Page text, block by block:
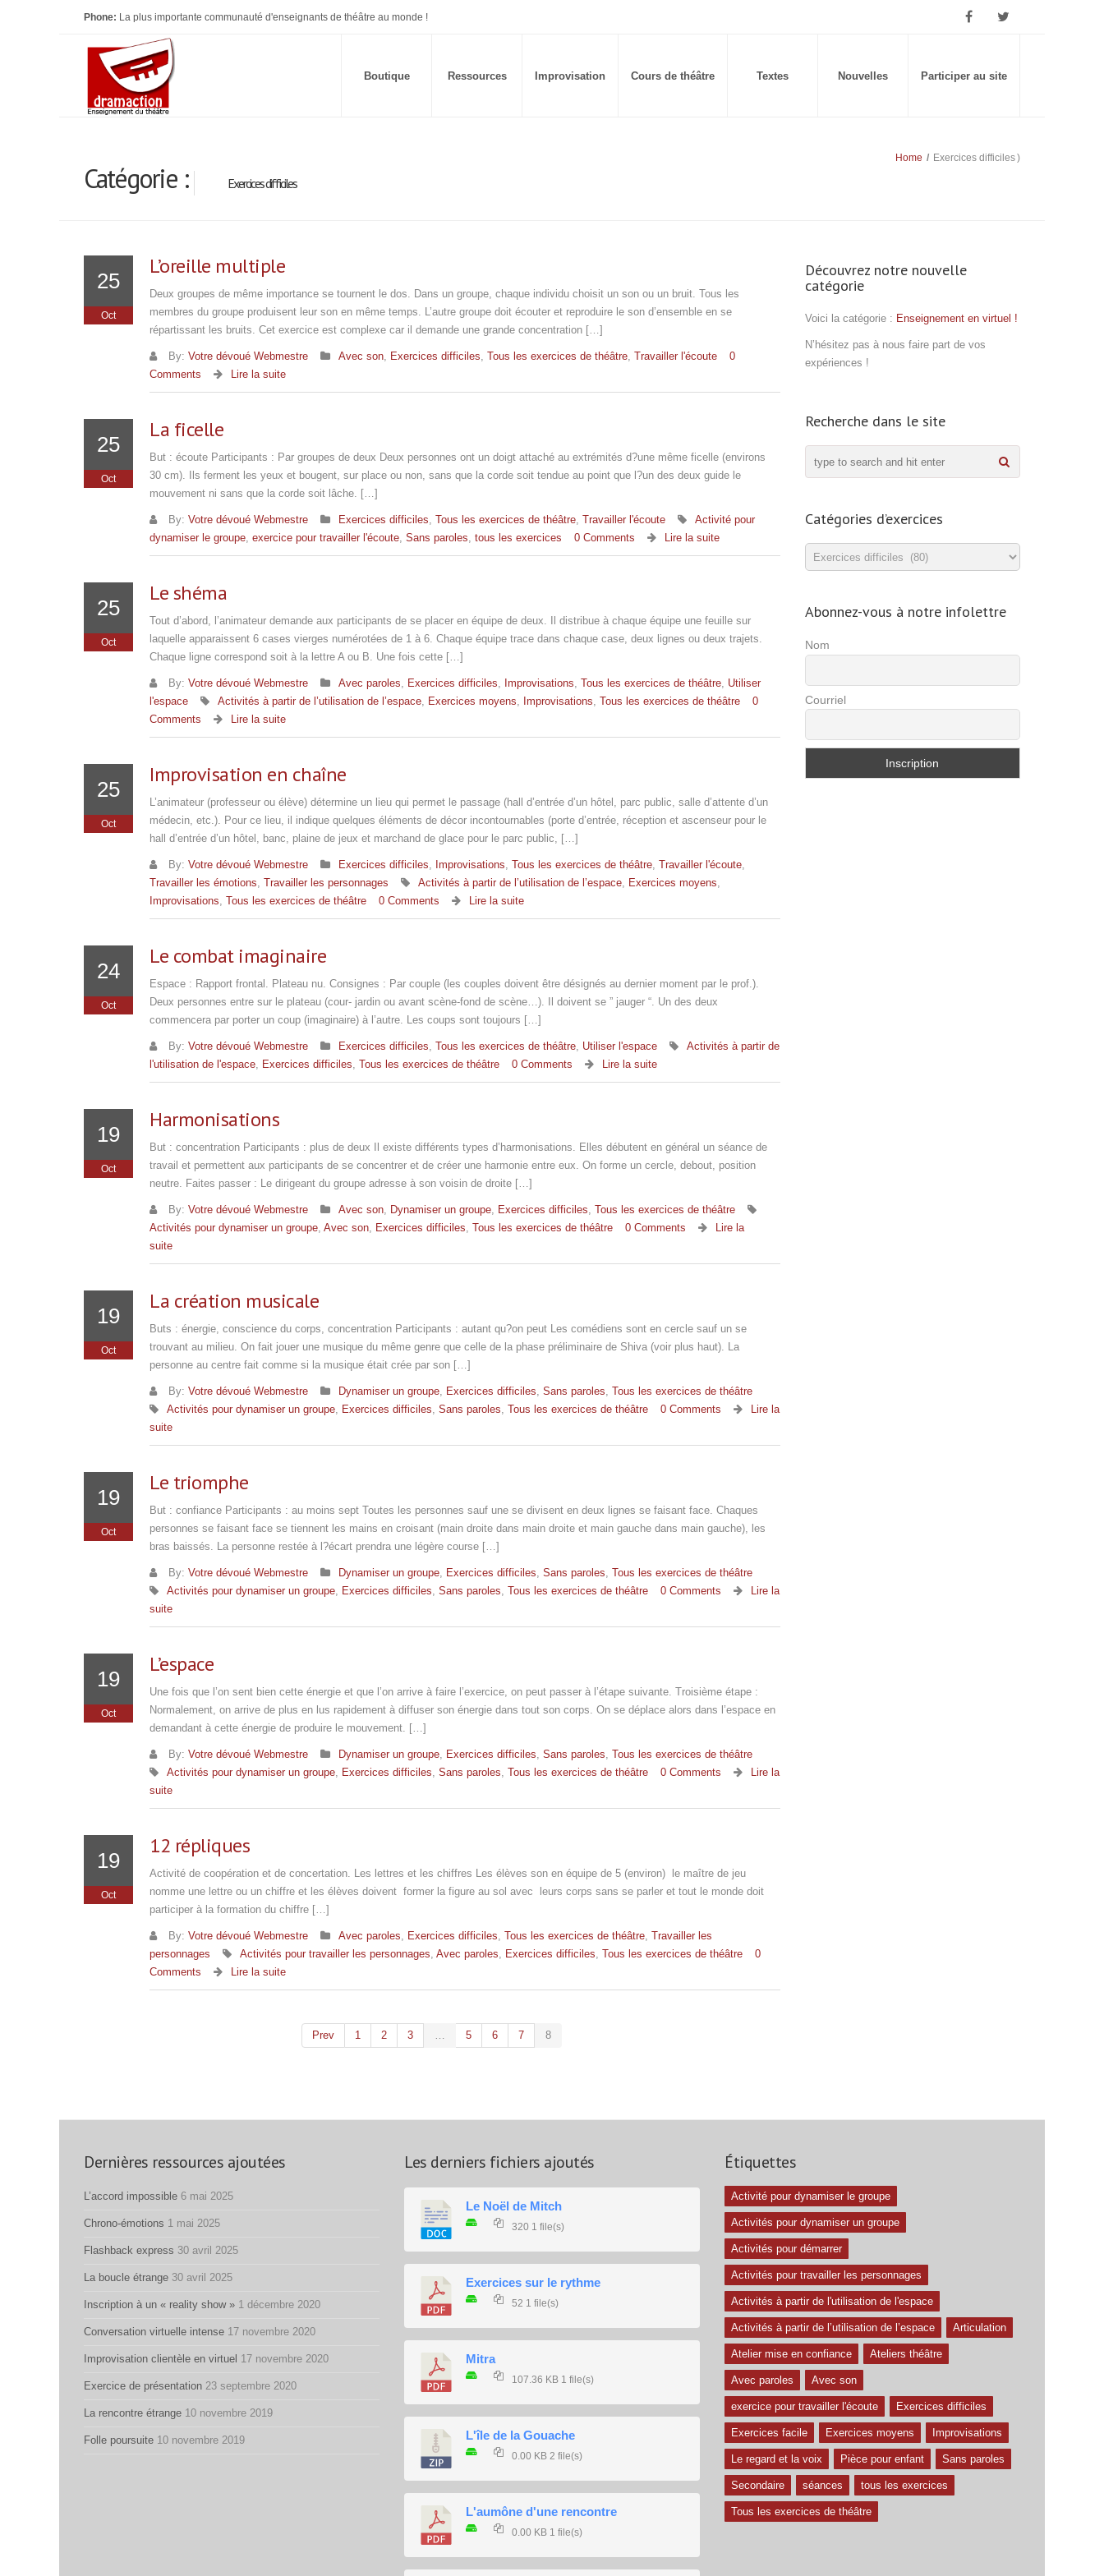
Phone: La plus importante communauté d'enseignants de théâtre au monde !
Boutique Ressources Improvisation Cours de théâtre Textes Nouvelles Participer au site
Catégorie : Exercices difficiles
Home / Exercices difficiles)
25
Oct
L’oreille multiple
Deux groupes de même importance se tournent le dos. Dans un groupe, chaque individu choisit un son ou un bruit. Tous les
membres du groupe produisent leur son en même temps. L’autre groupe doit écouter et reproduire le son d’ensemble en se
répartissant les bruits. Cet exercice est complexe car il demande une grande concentration […]
By: Votre dévoué Webmestre Avec son, Exercices difficiles, Tous les exercices de théâtre, Travailler l'écoute
0
Comments
Lire la suite
25
Oct
La ficelle
But : écoute Participants : Par groupes de deux Deux personnes ont un doigt attaché au extrémités d?une même ficelle (environs
30 cm). Ils ferment les yeux et bougent, sur place ou non, sans que la corde soit tendue au point que l?un des deux guide le
mouvement ni sans que la corde soit lâche. […]
By: Votre dévoué Webmestre Exercices difficiles, Tous les exercices de théâtre, Travailler l'écoute
Activité pour
dynamiser le groupe, exercice pour travailler l'écoute, Sans paroles, tous les exercices 0 Comments Lire la suite
25
Oct
Le shéma
Tout d’abord, l’animateur demande aux participants de se placer en équipe de deux. Il distribue à chaque équipe une feuille sur
laquelle apparaissent 6 cases vierges numérotées de 1 à 6. Chaque équipe trace dans chaque case, deux lignes ou deux trajets.
Chaque ligne correspond soit à la lettre A ou B. Une fois cette […]
By: Votre dévoué Webmestre Avec paroles, Exercices difficiles, Improvisations, Tous les exercices de théâtre, Utiliser
l'espace
Activités à partir de l’utilisation de l’espace, Exercices moyens, Improvisations, Tous les exercices de théâtre
0
Comments
Lire la suite
25
Oct
Improvisation en chaîne
L’animateur (professeur ou élève) détermine un lieu qui permet le passage (hall d’entrée d’un hôtel, parc public, salle d’attente d’un
médecin, etc.). Pour ce lieu, il indique quelques éléments de décor incontournables (porte d’entrée, réception et ascenseur pour le
hall d’entrée d’un hôtel, banc, plaine de jeux et marchand de glace pour le parc public, […]
By: Votre dévoué Webmestre Exercices difficiles, Improvisations, Tous les exercices de théâtre, Travailler l'écoute,
Travailler les émotions, Travailler les personnages Activités à partir de l’utilisation de l’espace, Exercices moyens,
Improvisations, Tous les exercices de théâtre 0 Comments Lire la suite
24
Oct
Le combat imaginaire
Espace : Rapport frontal. Plateau nu. Consignes : Par couple (les couples doivent être désignés au dernier moment par le prof.).
Deux personnes entre sur le plateau (cour- jardin ou avant scène-fond de scène…). Il doivent se ” jauger “. Un des deux
commencera par porter un coup (imaginaire) à l’autre. Les coups sont toujours […]
By: Votre dévoué Webmestre Exercices difficiles, Tous les exercices de théâtre, Utiliser l'espace
Activités à partir de
l'utilisation de l'espace, Exercices difficiles, Tous les exercices de théâtre 0 Comments Lire la suite
19
Oct
Harmonisations
But : concentration Participants : plus de deux Il existe différents types d’harmonisations. Elles débutent en général un séance de
travail et permettent aux participants de se concentrer et de créer une harmonie entre eux. On forme un cercle, debout, position
neutre. Faites passer : Le dirigeant du groupe adresse à son voisin de droite […]
By: Votre dévoué Webmestre Avec son, Dynamiser un groupe, Exercices difficiles, Tous les exercices de théâtre
Activités pour dynamiser un groupe, Avec son, Exercices difficiles, Tous les exercices de théâtre 0 Comments
Lire la
suite
19
Oct
La création musicale
Buts : énergie, conscience du corps, concentration Participants : autant qu?on peut Les comédiens sont en cercle sauf un se
trouvant au milieu. On fait jouer une musique du même genre que celle de la phase préliminaire de Shiva (voir plus haut). La
personne au centre fait comme si la musique était crée par son […]
By: Votre dévoué Webmestre Dynamiser un groupe, Exercices difficiles, Sans paroles, Tous les exercices de théâtre
Activités pour dynamiser un groupe, Exercices difficiles, Sans paroles, Tous les exercices de théâtre 0 Comments
Lire la
suite
19
Oct
Le triomphe
But : confiance Participants : au moins sept Toutes les personnes sauf une se divisent en deux lignes se faisant face. Chaques
personnes se faisant face se tiennent les mains en croisant (main droite dans main droite et main gauche dans main gauche), les
bras baissés. La personne restée à l?écart prendra une légère course […]
By: Votre dévoué Webmestre Dynamiser un groupe, Exercices difficiles, Sans paroles, Tous les exercices de théâtre
Activités pour dynamiser un groupe, Exercices difficiles, Sans paroles, Tous les exercices de théâtre 0 Comments
Lire la
suite
19
Oct
L’espace
Une fois que l’on sent bien cette énergie et que l’on arrive à faire l’exercice, on peut passer à l’étape suivante. Troisième étape :
Normalement, on arrive de plus en lus rapidement à diffuser son énergie dans tout son corps. On se déplace alors dans l’espace en
demandant à cette énergie de produire le mouvement. […]
By: Votre dévoué Webmestre Dynamiser un groupe, Exercices difficiles, Sans paroles, Tous les exercices de théâtre
Activités pour dynamiser un groupe, Exercices difficiles, Sans paroles, Tous les exercices de théâtre 0 Comments
Lire la
suite
19
Oct
12 répliques
Activité de coopération et de concertation. Les lettres et les chiffres Les élèves son en équipe de 5 (environ) le maître de jeu
nomme une lettre ou un chiffre et les élèves doivent former la figure au sol avec leurs corps sans se parler et tout le monde doit
participer à la formation du chiffre […]
By: Votre dévoué Webmestre Avec paroles, Exercices difficiles, Tous les exercices de théâtre, Travailler les
personnages
Activités pour travailler les personnages, Avec paroles, Exercices difficiles, Tous les exercices de théâtre
0
Comments
Lire la suite
Prev 1 2 3 … 5 6 7 8
Découvrez notre nouvelle
catégorie
Voici la catégorie : Enseignement en virtuel !
N’hésitez pas à nous faire part de vos
expériences !
Recherche dans le site
Catégories d’exercices
Catégories
d’exercices
Abonnez-vous à notre infolettre
Nom
Courriel
Dernières ressources ajoutées
L’accord impossible 6 mai 2025
Chrono-émotions 1 mai 2025
Flashback express 30 avril 2025
La boucle étrange 30 avril 2025
Inscription à un « reality show » 1 décembre 2020
Conversation virtuelle intense 17 novembre 2020
Improvisation clientèle en virtuel 17 novembre 2020
Exercice de présentation 23 septembre 2020
La rencontre étrange 10 novembre 2019
Folle poursuite 10 novembre 2019
Les derniers fichiers ajoutés
Le Noël de Mitch
320 1 file(s)
Exercices sur le rythme
52 1 file(s)
Mitra
107.36 KB 1 file(s)
L'île de la Gouache
0.00 KB 2 file(s)
L'aumône d'une rencontre
0.00 KB 1 file(s)
Étiquettes
Activité pour dynamiser le groupe
Activités pour dynamiser un groupe
Activités pour démarrer
Activités pour travailler les personnages
Activités à partir de l'utilisation de l'espace
Activités à partir de l’utilisation de l’espace Articulation
Atelier mise en confiance Ateliers théâtre
Avec paroles Avec son
exercice pour travailler l'écoute Exercices difficiles
Exercices facile Exercices moyens Improvisations
Le regard et la voix Pièce pour enfant Sans paroles
Secondaire séances tous les exercices
Tous les exercices de théâtre